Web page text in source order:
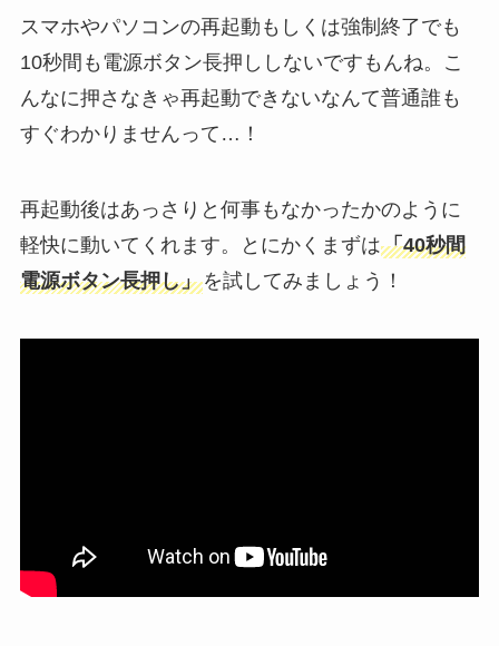
スマホやパソコンの再起動もしくは強制終了でも
10秒間も電源ボタン長押ししないですもんね。こ
んなに押さなきゃ再起動できないなんて普通誰も
すぐわかりませんって…！
再起動後はあっさりと何事もなかったかのように
軽快に動いてくれます。とにかくまずは「40秒間
電源ボタン長押し」を試してみましょう！